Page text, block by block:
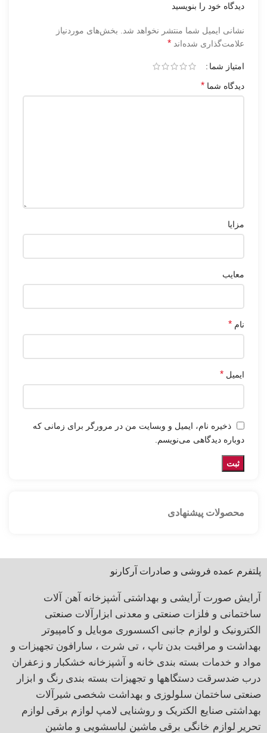
دیدگاه خود را بنویسید
نشانی ایمیل شما منتشر نخواهد شد. بخش‌های موردنیاز
علامت‌گذاری شده‌اند *
امتیاز شما
دیدگاه شما *
مزایا
معایب
نام *
ایمیل *
ذخیره نام، ایمیل و وبسایت من در مرورگر برای زمانی که
دوباره دیدگاهی می‌نویسم.
محصولات پیشنهادی
پلتفرم عمده فروشی و صادرات آرکارنو
آرایش صورت آرایشی و بهداشتی آشپزخانه آهن آلات
ساختمانی و فلزات صنعتی و معدنی ابزارآلات صنعتی
الکترونیک و لوازم جانبی اکسسوری موبایل و کامپیوتر
بهداشت و مراقبت بدن تاپ ، تی شرت ، سارافون تجهیزات و
مواد و خدمات بسته بندی خانه و آشپزخانه خشکبار و زعفران
درب ضدسرقت دستگاهها و تجهیزات بسته بندی رنگ و ابزار
صنعتی ساختمان سلولوزی و بهداشت شخصی شیرآلات
بهداشتی صنایع الکتریک و روشنایی لامپ لوازم برقی لوازم
تحریر لوازم خانگی برقی ماشین لباسشویی و ماشین